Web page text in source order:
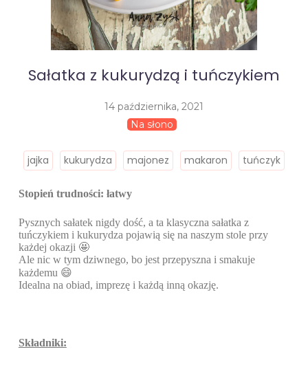
Sałatka z kukurydzą i tuńczykiem
14 października, 2021
Na słono
jajka kukurydza majonez makaron tuńczyk
Stopień trudności: łatwy
Pysznych sałatek nigdy dość, a ta klasyczna sałatka z
tuńczykiem i kukurydza pojawią się na naszym stole przy
każdej okazji 🤩
Ale nic w tym dziwnego, bo jest przepyszna i smakuje
każdemu 😄
Idealna na obiad, imprezę i każdą inną okazję.
Składniki: